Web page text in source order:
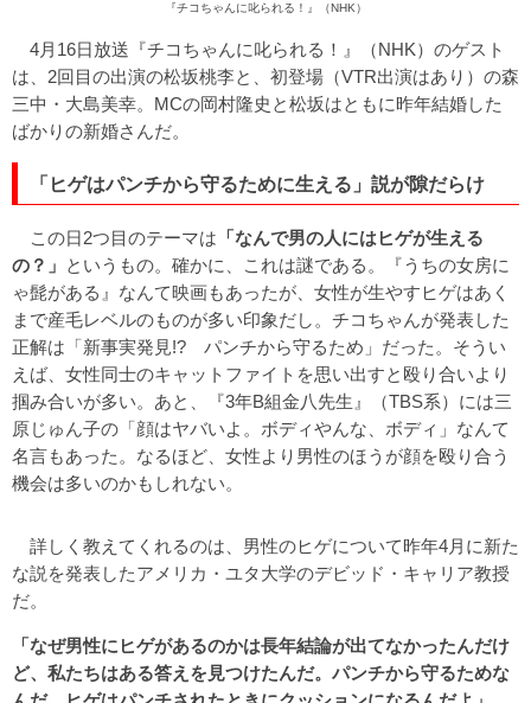
『チコちゃんに叱られる！』（NHK）
4月16日放送『チコちゃんに叱られる！』（NHK）のゲスト
は、2回目の出演の松坂桃李と、初登場（VTR出演はあり）の森
三中・大島美幸。MCの岡村隆史と松坂はともに昨年結婚した
ばかりの新婚さんだ。
「ヒゲはパンチから守るために生える」説が隙だらけ
この日2つ目のテーマは 「なんで男の人にはヒゲが生える
の？」 というもの。確かに、これは謎である。『うちの女房に
ゃ髭がある』なんて映画もあったが、女性が生やすヒゲはあく
まで産毛レベルのものが多い印象だし。チコちゃんが発表した
正解は「新事実発見!? パンチから守るため」だった。そうい
えば、女性同士のキャットファイトを思い出すと殴り合いより
掴み合いが多い。あと、『3年B組金八先生』（TBS系）には三
原じゅん子の「顔はヤバいよ。ボディやんな、ボディ」なんて
名言もあった。なるほど、女性より男性のほうが顔を殴り合う
機会は多いのかもしれない。
詳しく教えてくれるのは、男性のヒゲについて昨年4月に新た
な説を発表したアメリカ・ユタ大学のデビッド・キャリア教授
だ。
「なぜ男性にヒゲがあるのかは長年結論が出てなかったんだけ
ど、私たちはある答えを見つけたんだ。パンチから守るためな